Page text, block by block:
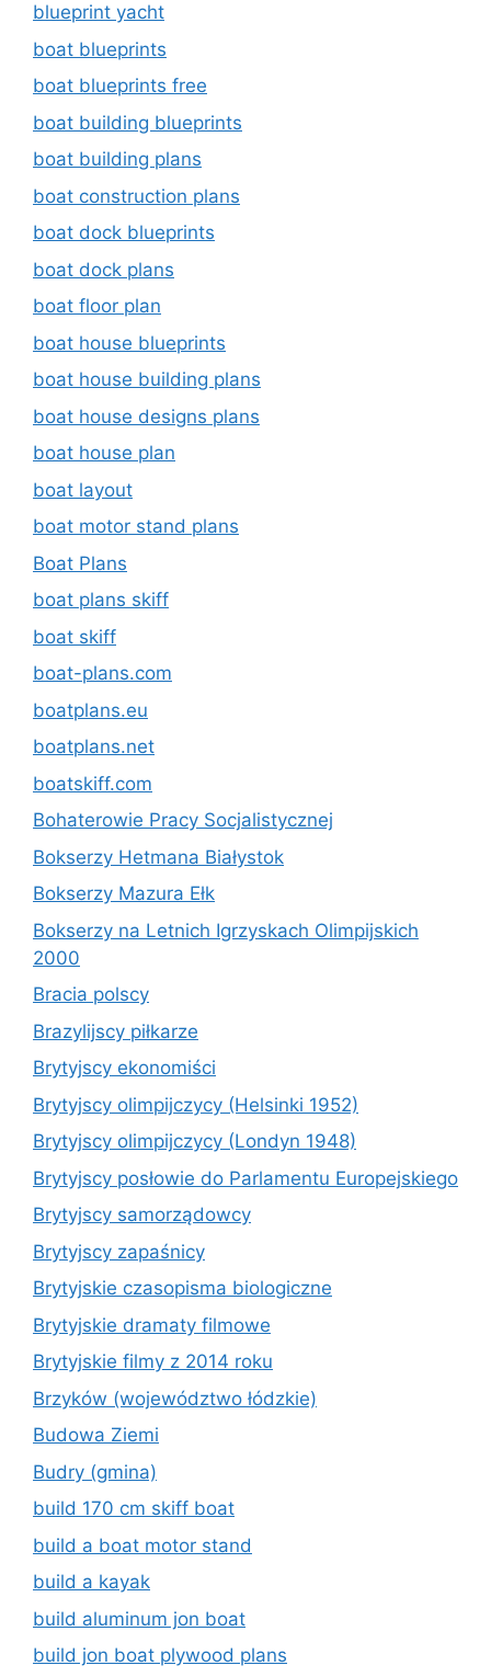
blueprint yacht
boat blueprints
boat blueprints free
boat building blueprints
boat building plans
boat construction plans
boat dock blueprints
boat dock plans
boat floor plan
boat house blueprints
boat house building plans
boat house designs plans
boat house plan
boat layout
boat motor stand plans
Boat Plans
boat plans skiff
boat skiff
boat-plans.com
boatplans.eu
boatplans.net
boatskiff.com
Bohaterowie Pracy Socjalistycznej
Bokserzy Hetmana Białystok
Bokserzy Mazura Ełk
Bokserzy na Letnich Igrzyskach Olimpijskich
2000
Bracia polscy
Brazylijscy piłkarze
Brytyjscy ekonomiści
Brytyjscy olimpijczycy (Helsinki 1952)
Brytyjscy olimpijczycy (Londyn 1948)
Brytyjscy posłowie do Parlamentu Europejskiego
Brytyjscy samorządowcy
Brytyjscy zapaśnicy
Brytyjskie czasopisma biologiczne
Brytyjskie dramaty filmowe
Brytyjskie filmy z 2014 roku
Brzyków (województwo łódzkie)
Budowa Ziemi
Budry (gmina)
build 170 cm skiff boat
build a boat motor stand
build a kayak
build aluminum jon boat
build jon boat plywood plans